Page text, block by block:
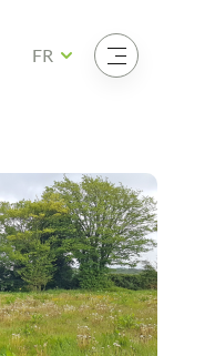
Ouvrir le menu
FR